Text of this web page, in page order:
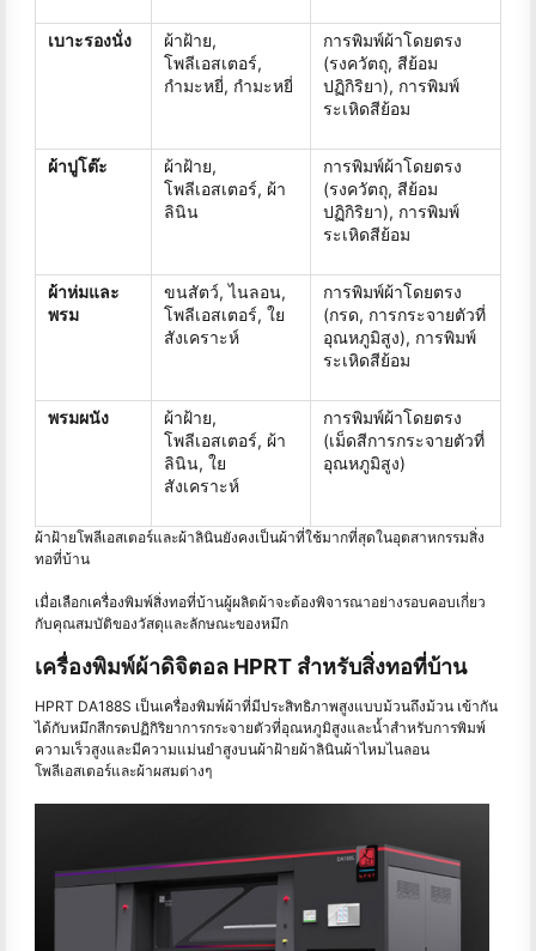
เบาะรองนั่ง
ผ้าฝ้าย,
โพลีเอสเตอร์,
กำมะหยี่, กำมะหยี่
การพิมพ์ผ้าโดยตรง
(รงควัตถุ, สีย้อม
ปฏิกิริยา), การพิมพ์
ระเหิดสีย้อม
ผ้าปูโต๊ะ
ผ้าฝ้าย,
โพลีเอสเตอร์, ผ้า
ลินิน
การพิมพ์ผ้าโดยตรง
(รงควัตถุ, สีย้อม
ปฏิกิริยา), การพิมพ์
ระเหิดสีย้อม
ผ้าห่มและ
พรม
ขนสัตว์, ไนลอน,
โพลีเอสเตอร์, ใย
สังเคราะห์
การพิมพ์ผ้าโดยตรง
(กรด, การกระจายตัวที่
อุณหภูมิสูง), การพิมพ์
ระเหิดสีย้อม
พรมผนัง
ผ้าฝ้าย,
โพลีเอสเตอร์, ผ้า
ลินิน, ใย
สังเคราะห์
การพิมพ์ผ้าโดยตรง
(เม็ดสีการกระจายตัวที่
อุณหภูมิสูง)
ผ้าฝ้ายโพลีเอสเตอร์และผ้าลินินยังคงเป็นผ้าที่ใช้มากที่สุดในอุตสาหกรรมสิ่ง
ทอที่บ้าน
เมื่อเลือกเครื่องพิมพ์สิ่งทอที่บ้านผู้ผลิตผ้าจะต้องพิจารณาอย่างรอบคอบเกี่ยว
กับคุณสมบัติของวัสดุและลักษณะของหมึก
เครื่องพิมพ์ผ้าดิจิตอล HPRT สำหรับสิ่งทอที่บ้าน
HPRT DA188S เป็นเครื่องพิมพ์ผ้าที่มีประสิทธิภาพสูงแบบม้วนถึงม้วน เข้ากัน
ได้กับหมึกสีกรดปฏิกิริยาการกระจายตัวที่อุณหภูมิสูงและน้ำสำหรับการพิมพ์
ความเร็วสูงและมีความแม่นยำสูงบนผ้าฝ้ายผ้าลินินผ้าไหมไนลอน
โพลีเอสเตอร์และผ้าผสมต่างๆ